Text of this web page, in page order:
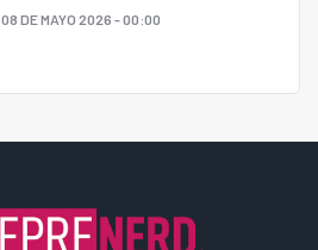
08 DE MAYO 2026 - 00:00